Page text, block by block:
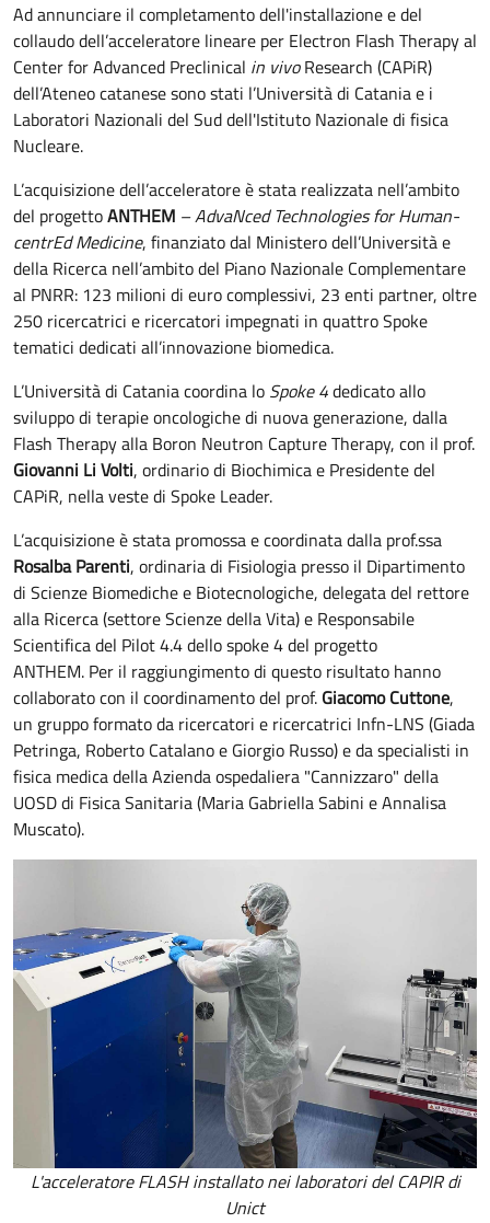
Ad annunciare il completamento dell'installazione e del
collaudo dell’acceleratore lineare per Electron Flash Therapy al
Center for Advanced Preclinical in vivoResearch (CAPiR)
dell’Ateneo catanese sono stati l’Università di Catania e i
Laboratori Nazionali del Sud dell'Istituto Nazionale di fisica
Nucleare.
L’acquisizione dell’acceleratore è stata realizzata nell’ambito
del progettoANTHEM – AdvaNced Technologies for Human-
centrEd Medicine, finanziato dal Ministero dell’Università e
della Ricerca nell’ambito del Piano Nazionale Complementare
al PNRR: 123 milioni di euro complessivi, 23 enti partner, oltre
250 ricercatrici e ricercatori impegnati in quattro Spoke
tematici dedicati all’innovazione biomedica.
L’Università di Catania coordina lo Spoke 4dedicato allo
sviluppo di terapie oncologiche di nuova generazione, dalla
Flash Therapy alla Boron Neutron Capture Therapy, con il prof.
Giovanni Li Volti, ordinario di Biochimica e Presidente del
CAPiR, nella veste di Spoke Leader.
L’acquisizione è stata promossa e coordinata dalla prof.ssa
Rosalba Parenti, ordinaria di Fisiologia presso il Dipartimento
di Scienze Biomediche e Biotecnologiche, delegata del rettore
alla Ricerca (settore Scienze della Vita) e Responsabile
Scientifica del Pilot 4.4 dello spoke 4 del progetto
ANTHEM. Per il raggiungimento di questo risultato hanno
collaborato con il coordinamento del prof. Giacomo Cuttone,
un gruppo formato da ricercatori e ricercatrici Infn-LNS (Giada
Petringa, Roberto Catalano e Giorgio Russo) e da specialisti in
fisica medica della Azienda ospedaliera "Cannizzaro" della
UOSD di Fisica Sanitaria (Maria Gabriella Sabini e Annalisa
Muscato).
L'acceleratore FLASH installato nei laboratori del CAPIR di
Unict